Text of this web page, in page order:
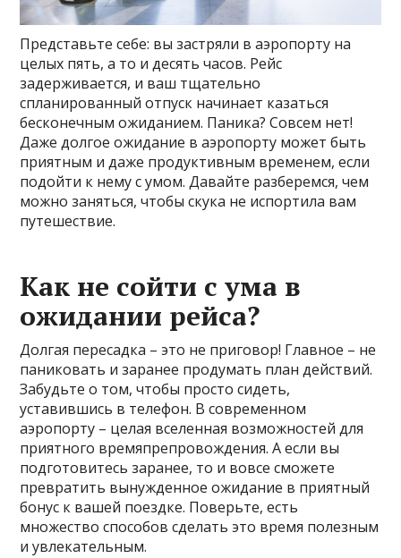
Представьте себе: вы застряли в аэропорту на
целых пять, а то и десять часов. Рейс
задерживается, и ваш тщательно
спланированный отпуск начинает казаться
бесконечным ожиданием. Паника? Совсем нет!
Даже долгое ожидание в аэропорту может быть
приятным и даже продуктивным временем, если
подойти к нему с умом. Давайте разберемся, чем
можно заняться, чтобы скука не испортила вам
путешествие.
Как не сойти с ума в
ожидании рейса?
Долгая пересадка – это не приговор! Главное – не
паниковать и заранее продумать план действий.
Забудьте о том, чтобы просто сидеть,
уставившись в телефон. В современном
аэропорту – целая вселенная возможностей для
приятного времяпрепровождения. А если вы
подготовитесь заранее, то и вовсе сможете
превратить вынужденное ожидание в приятный
бонус к вашей поездке. Поверьте, есть
множество способов сделать это время полезным
и увлекательным.